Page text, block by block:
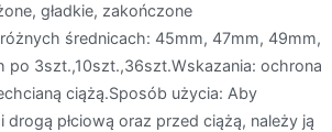
gładkie, zakończone
średnicach: 45mm, 47mm, 49mm,
3szt.,10szt.,36szt.Wskazania: ochrona
ciążą.Sposób użycia: Aby
płciową oraz przed ciążą, należy ją